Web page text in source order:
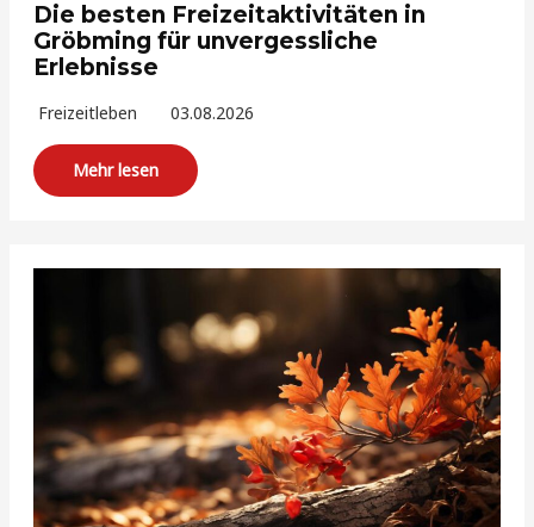
Die besten Freizeitaktivitäten in
Gröbming für unvergessliche
Erlebnisse
Freizeitleben 03.08.2026
Mehr lesen